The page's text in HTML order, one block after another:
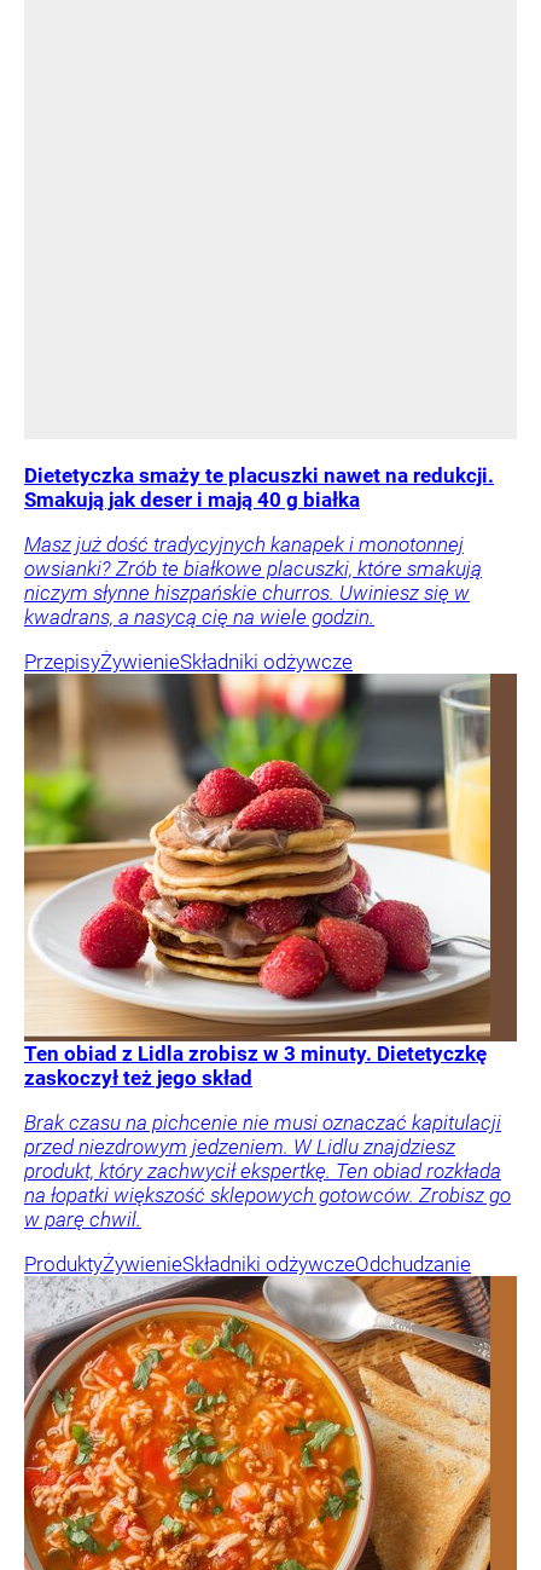
Dietetyczka smaży te placuszki nawet na redukcji.
Smakują jak deser i mają 40 g białka
Masz już dość tradycyjnych kanapek i monotonnej
owsianki? Zrób te białkowe placuszki, które smakują
niczym słynne hiszpańskie churros. Uwiniesz się w
kwadrans, a nasycą cię na wiele godzin.
PrzepisyŻywienieSkładniki odżywcze
Ten obiad z Lidla zrobisz w 3 minuty. Dietetyczkę
zaskoczył też jego skład
Brak czasu na pichcenie nie musi oznaczać kapitulacji
przed niezdrowym jedzeniem. W Lidlu znajdziesz
produkt, który zachwycił ekspertkę. Ten obiad rozkłada
na łopatki większość sklepowych gotowców. Zrobisz go
w parę chwil.
ProduktyŻywienieSkładniki odżywczeOdchudzanie